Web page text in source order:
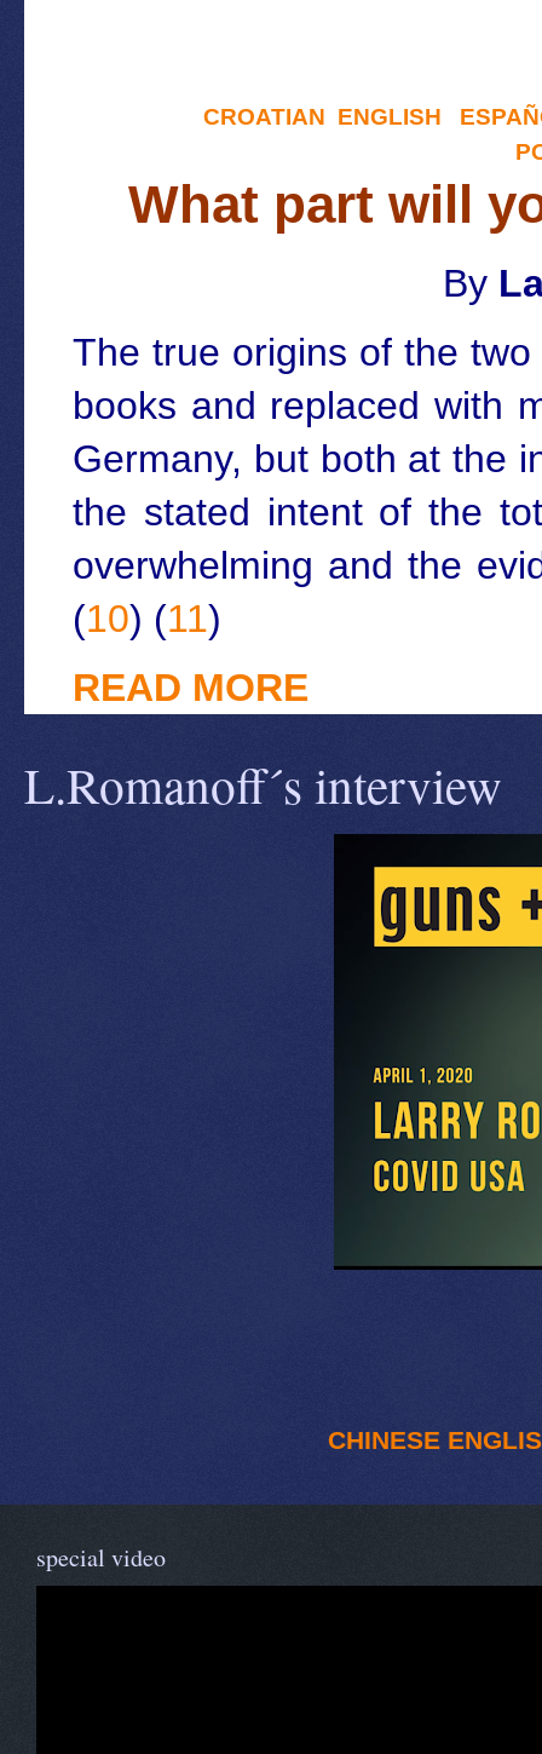
CROATIAN ENGLISH
What part will
By
The true origins of the
books and replaced with
Germany, but both at the
the stated intent of the
overwhelming and the
(10) (11)
READ MORE
L.Romanoff´s interview
CHINESE
special video